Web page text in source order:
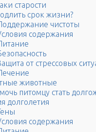
старости
срок жизни?
чистоты
содержания
от стрессовых
животные
питомцу стать
долголетия
содержания